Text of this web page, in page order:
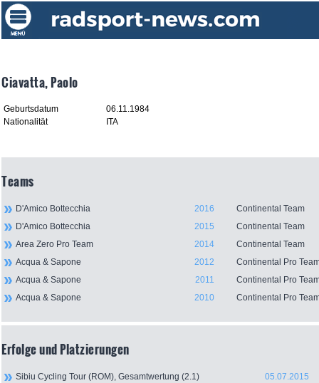
Ciavatta, Paolo
Geburtsdatum
06.11.1984
Nationalität
ITA
Teams
D'Amico Bottecchia 2016
Continental Team
D'Amico Bottecchia
2015
Continental Team
Area Zero Pro Team
2014
Continental Team
Acqua & Sapone
2012
Continental Pro
Acqua & Sapone
2011
Continental Pro
Acqua & Sapone
2010 Continental Pro
Erfolge und Platzierungen
Sibiu Cycling Tour (ROM), Gesamtwertung (2.1)
05.07.2015